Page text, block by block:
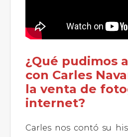
¿Qué pudimos
con Carles
la venta de
internet?
Carles nos contó su